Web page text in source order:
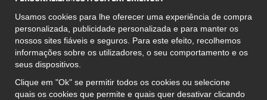
MORADA COMERCIAL
Narva mnt 5, EE-10117 Tallinn
Reg: 12356245
Usamos cookies para lhe oferecer uma experiência de compra
personalizada, publicidade personalizada e para manter os
nossos sites fiáveis e seguros. Para este efeito, recolhemos
informações sobre os utilizadores, o seu comportamento e os
seus dispositivos.
Clique em "Ok" se permitir todos os cookies ou selecione
quais os cookies que permite e quais quer desativar clicando